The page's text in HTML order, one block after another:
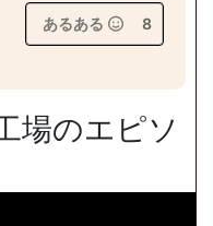
あるある 8
場のエピソ